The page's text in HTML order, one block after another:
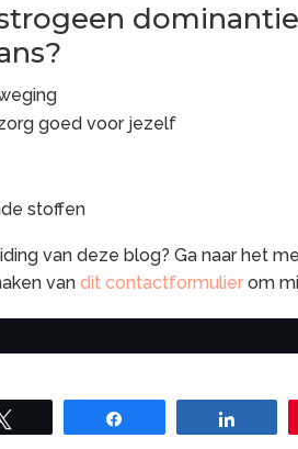
goed voor jezelf
stoffen
van deze blog? Ga naar het
vandit contactformulier om